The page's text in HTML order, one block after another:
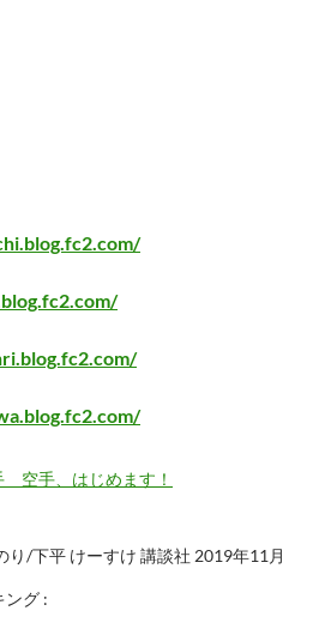
空手、はじめます！
り/下平 けーすけ 講談社 2019年11月
ング :